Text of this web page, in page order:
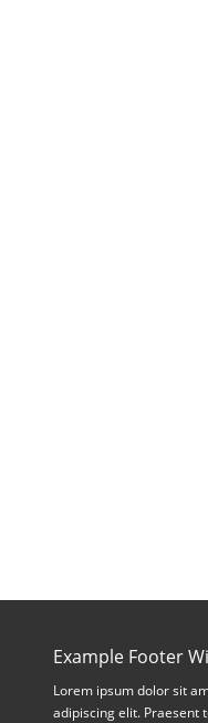
Example Footer
Lorem ipsum dolor sit
adipiscing elit. Praesent